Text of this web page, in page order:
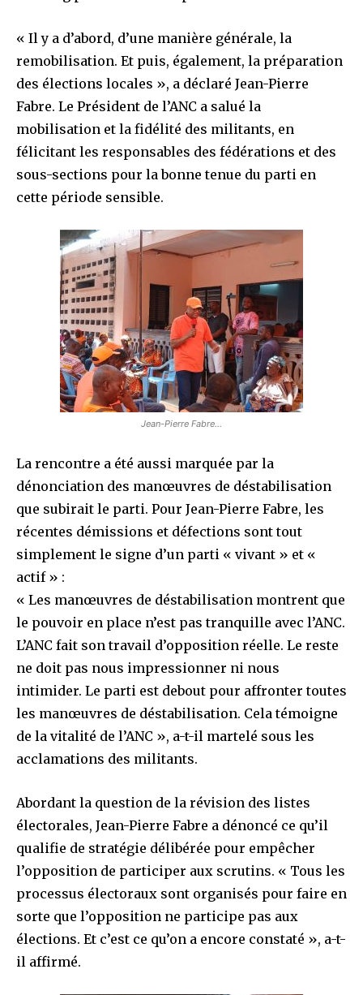
« Il y a d’abord, d’une manière générale, la
remobilisation. Et puis, également, la préparation
des élections locales », a déclaré Jean-Pierre
Fabre. Le Président de l’ANC a salué la
mobilisation et la fidélité des militants, en
félicitant les responsables des fédérations et des
sous-sections pour la bonne tenue du parti en
cette période sensible.
Jean-Pierre Fabre…
La rencontre a été aussi marquée par la
dénonciation des manœuvres de déstabilisation
que subirait le parti. Pour Jean-Pierre Fabre, les
récentes démissions et défections sont tout
simplement le signe d’un parti « vivant » et «
actif » :
« Les manœuvres de déstabilisation montrent que
le pouvoir en place n’est pas tranquille avec l’ANC.
L’ANC fait son travail d’opposition réelle. Le reste
ne doit pas nous impressionner ni nous
intimider. Le parti est debout pour affronter toutes
les manœuvres de déstabilisation. Cela témoigne
de la vitalité de l’ANC », a-t-il martelé sous les
acclamations des militants.
Abordant la question de la révision des listes
électorales, Jean-Pierre Fabre a dénoncé ce qu’il
qualifie de stratégie délibérée pour empêcher
l’opposition de participer aux scrutins. « Tous les
processus électoraux sont organisés pour faire en
sorte que l’opposition ne participe pas aux
élections. Et c’est ce qu’on a encore constaté », a-t-
il affirmé.